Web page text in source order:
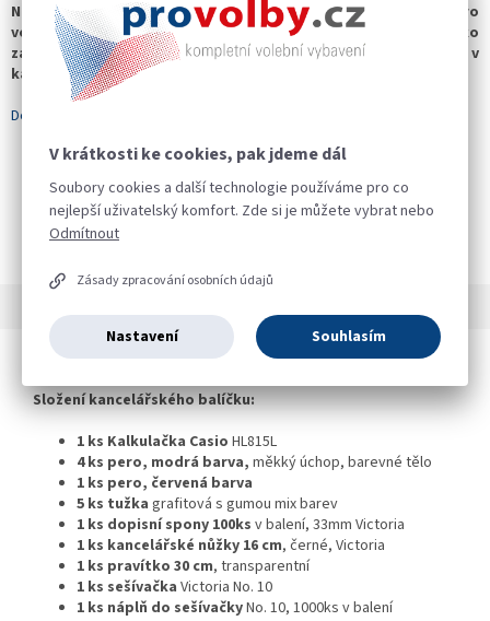
V krátkosti ke cookies, pak jdeme dál
Soubory cookies a další technologie používáme pro co
nejlepší uživatelský komfort. Zde si je můžete vybrat nebo
Odmítnout
Zásady zpracování osobních údajů
Nastavení Souhlasím
Nabízíme balíček kancelářských potřeb, který je určen pro
volební komise. Uplatnění je možné také pro žáky do škol či jako
základní balíček nezbytných potřeb pro zaměstnance v
kancelářích.
Detailní informace
ZEPTAT SE SDÍLET
Detailní popis produktu
Složení kancelářského balíčku:
1 ks Kalkulačka Casio HL815L
4 ks pero, modrá barva, měkký úchop, barevné tělo
1 ks pero, červená barva
5 ks tužka grafitová s gumou mix barev
1 ks dopisní spony 100ks v balení, 33mm Victoria
1 ks kancelářské nůžky 16 cm, černé, Victoria
1 ks pravítko 30 cm, transparentní
1 ks sešívačka Victoria No. 10
1 ks náplň do sešívačkyNo. 10, 1000ks v balení